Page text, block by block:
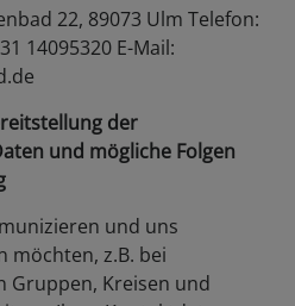
22, 89073 Ulm Telefon:
14095320 E-Mail:
der
und mögliche Folgen
und uns
möchten, z.B. bei
Gruppen, Kreisen und